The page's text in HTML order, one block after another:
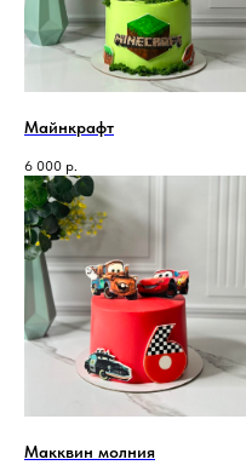
Майнкрафт
6 000 р.
Макквин молния